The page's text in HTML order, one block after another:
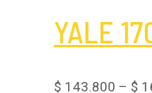
YALE
$ 143.800 – $